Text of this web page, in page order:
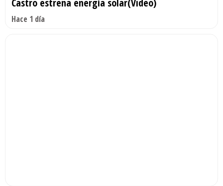
Castro estrena energía solar(Video)
Hace 1 día